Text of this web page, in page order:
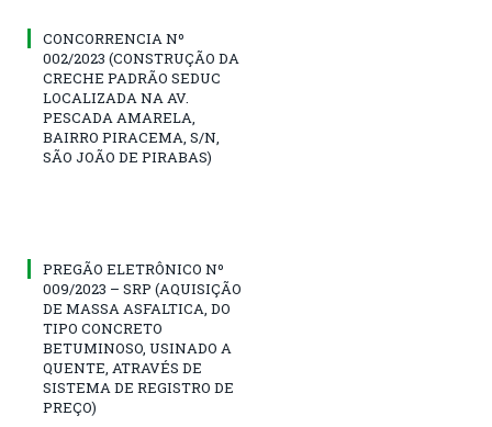
CONCORRENCIA Nº
002/2023 (CONSTRUÇÃO DA
CRECHE PADRÃO SEDUC
LOCALIZADA NA AV.
PESCADA AMARELA,
BAIRRO PIRACEMA, S/N,
SÃO JOÃO DE PIRABAS)
PREGÃO ELETRÔNICO Nº
009/2023 – SRP (AQUISIÇÃO
DE MASSA ASFALTICA, DO
TIPO CONCRETO
BETUMINOSO, USINADO A
QUENTE, ATRAVÉS DE
SISTEMA DE REGISTRO DE
PREÇO)